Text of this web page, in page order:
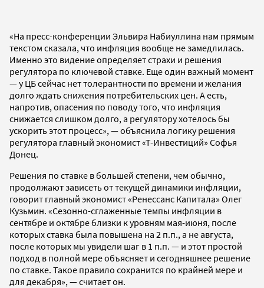
«На пресс-конференции Эльвира Набиуллина нам прямым
текстом сказала, что инфляция вообще не замедлилась.
Именно это видение определяет страхи и решения
регулятора по ключевой ставке. Еще один важный момент
— у ЦБ сейчас нет толерантности по времени и желания
долго ждать снижения потребительских цен. А есть,
напротив, опасения по поводу того, что инфляция
снижается слишком долго, а регулятору хотелось бы
ускорить этот процесс», — объяснила логику решения
регулятора главный экономист «Т-Инвестиций» Софья
Донец.
Решения по ставке в большей степени, чем обычно,
продолжают зависеть от текущей динамики инфляции,
говорит главный экономист «Ренессанс Капитала» Олег
Кузьмин. «Сезонно-сглаженные темпы инфляции в
сентябре и октябре близки к уровням мая-июня, после
которых ставка была повышена на 2 п.п., а не августа,
после которых мы увидели шаг в 1 п.п. — и этот простой
подход в полной мере объясняет и сегодняшнее решение
по ставке. Такое правило сохранится по крайней мере и
для декабря», — считает он.